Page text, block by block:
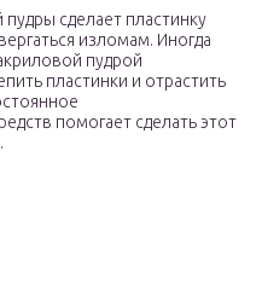
сделает пластинку
изломам. Иногда
пудрой
пластинки и отрастить
помогает сделать этот